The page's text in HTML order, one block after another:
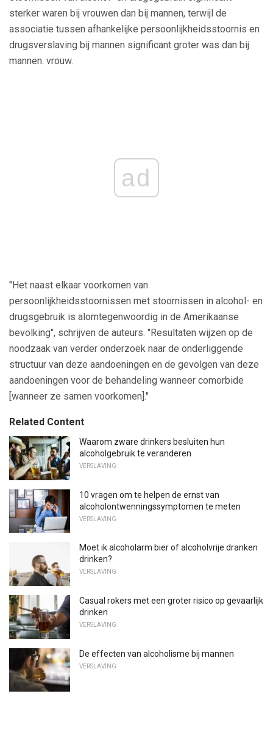
sterker waren bij vrouwen dan bij mannen, terwijl de
associatie tussen afhankelijke persoonlijkheidsstoornis en
drugsverslaving bij mannen significant groter was dan bij
mannen. vrouw.
ad
"Het naast elkaar voorkomen van
persoonlijkheidsstoornissen met stoornissen in alcohol- en
drugsgebruik is alomtegenwoordig in de Amerikaanse
bevolking", schrijven de auteurs. "Resultaten wijzen op de
noodzaak van verder onderzoek naar de onderliggende
structuur van deze aandoeningen en de gevolgen van deze
aandoeningen voor de behandeling wanneer comorbide
[wanneer ze samen voorkomen]."
Related Content
Waarom zware drinkers besluiten hun
alcoholgebruik te veranderen
VERSLAVING
10 vragen om te helpen de ernst van
alcoholontwenningssymptomen te meten
VERSLAVING
Moet ik alcoholarm bier of alcoholvrije dranken
drinken?
VERSLAVING
Casual rokers met een groter risico op gevaarlijk
drinken
VERSLAVING
De effecten van alcoholisme bij mannen
VERSLAVING